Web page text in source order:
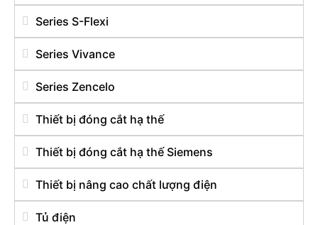
Series S-Flexi
Series Vivance
Series Zencelo
Thiết bị đóng cắt hạ thế
Thiết bị đóng cắt hạ thế Siemens
Thiết bị nâng cao chất lượng điện
Tủ điện